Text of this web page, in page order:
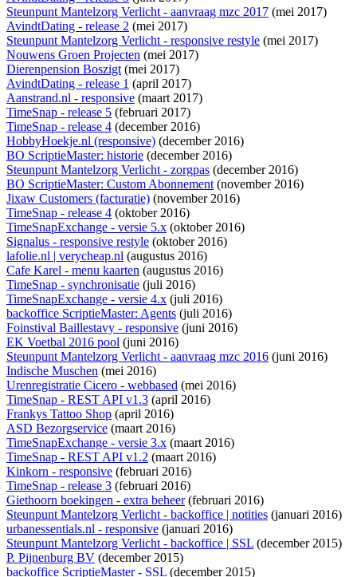
Steunpunt Mantelzorg Verlicht - aanvraag mzc 2017 (mei 2017)
AvindtDating - release 2 (mei 2017)
Steunpunt Mantelzorg Verlicht - responsive restyle (mei 2017)
Nouwens Groen Projecten (mei 2017)
Dierenpension Boszigt(mei 2017)
AvindtDating - release 1 (april 2017)
Aanstrand.nl - responsive (maart 2017)
TimeSnap - release 5 (februari 2017)
TimeSnap - release 4 (december 2016)
HobbyHoekje.nl (responsive) (december 2016)
BO ScriptieMaster: historie (december 2016)
Steunpunt Mantelzorg Verlicht - zorgpas (december 2016)
BO ScriptieMaster: Custom Abonnement(november 2016)
Jixaw Customers (facturatie) (november 2016)
TimeSnap - release 4 (oktober 2016)
TimeSnapExchange - versie 5.x (oktober 2016)
Signalus - responsive restyle (oktober 2016)
lafolie.nl | verycheap.nl (augustus 2016)
Cafe Karel - menu kaarten (augustus 2016)
TimeSnap - synchronisatie (juli 2016)
TimeSnapExchange - versie 4.x (juli 2016)
backoffice ScriptieMaster: Agents (juli 2016)
Foinstival Baillestavy - responsive (juni 2016)
EK Voetbal 2016 pool (juni 2016)
Steunpunt Mantelzorg Verlicht - aanvraag mzc 2016 (juni 2016)
Indische Muschen (mei 2016)
Urenregistratie Cicero - webbased (mei 2016)
TimeSnap - REST API v1.3 (april 2016)
Frankys Tattoo Shop (april 2016)
ASD Bezorgservice (maart 2016)
TimeSnapExchange - versie 3.x (maart 2016)
TimeSnap - REST API v1.2 (maart 2016)
Kinkorn - responsive (februari 2016)
TimeSnap - release 3 (februari 2016)
Giethoorn boekingen - extra beheer(februari 2016)
Steunpunt Mantelzorg Verlicht - backoffice | notities (januari 2016)
urbanessentials.nl - responsive (januari 2016)
Steunpunt Mantelzorg Verlicht - backoffice | SSL (december 2015)
P. Pijnenburg BV (december 2015)
backoffice ScriptieMaster - SSL (december 2015)